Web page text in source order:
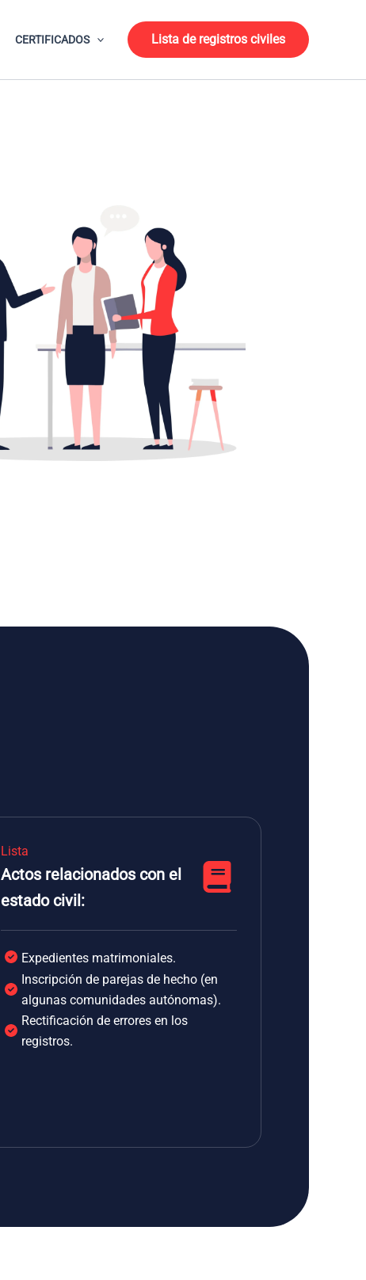
CERTIFICADOS Lista de registros civiles
Lista
Actos relacionados con el
estado civil:
Expedientes matrimoniales.
Inscripción de parejas de hecho (en
algunas comunidades autónomas).
Rectificación de errores en los
registros.